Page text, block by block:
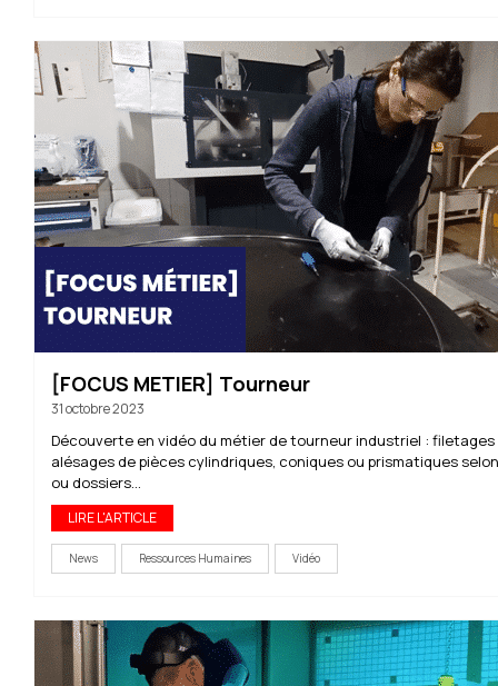
[FOCUS METIER] Tourneur
31 octobre 2023
Découverte en vidéo du métier de tourneur industriel :
alésages de pièces cylindriques, coniques ou prismatiques
ou dossiers...
LIRE L'ARTICLE
News Ressources Humaines Vidéo